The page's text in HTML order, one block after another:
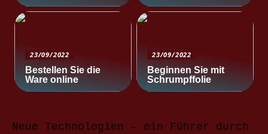
23/09/2022
Bestellen Sie die
Ware online
23/09/2022
Beginnen Sie mit
Schrumpffolie
Neue Technologien – ein Führer durch